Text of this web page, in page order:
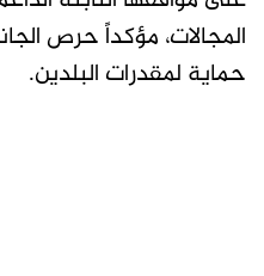
المجالات، مؤكداً حرص
حماية لمقدرات البلدين.